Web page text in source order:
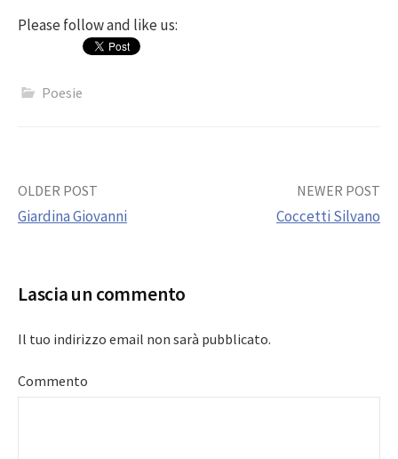
Please follow and like us:
Poesie
Post
OLDER POST
Giardina Giovanni
NEWER POST
Coccetti Silvano
Lascia un commento
Il tuo indirizzo email non sarà pubblicato.
Commento